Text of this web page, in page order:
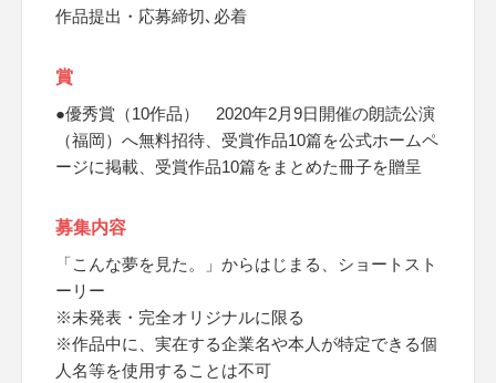
作品提出・応募締切､必着
賞
●優秀賞（10作品） 2020年2月9日開催の朗読公演
（福岡）へ無料招待、受賞作品10篇を公式ホームペ
ージに掲載、受賞作品10篇をまとめた冊子を贈呈
募集内容
「こんな夢を見た。」からはじまる、ショートスト
ーリー
※未発表・完全オリジナルに限る
※作品中に、実在する企業名や本人が特定できる個
人名等を使用することは不可